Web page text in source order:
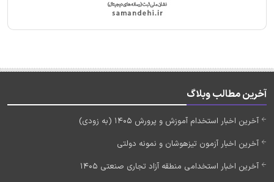
آخرین مطالب وبلاگ
آخرین اخبار استخدام آموزش و پرورش 1405 (به زودی)
آخرین اخبار آزمون تیزهوشان و نمونه دولتی
آخرین اخبار استخدامی منطقه آزاد تجاری صنعتی 1405